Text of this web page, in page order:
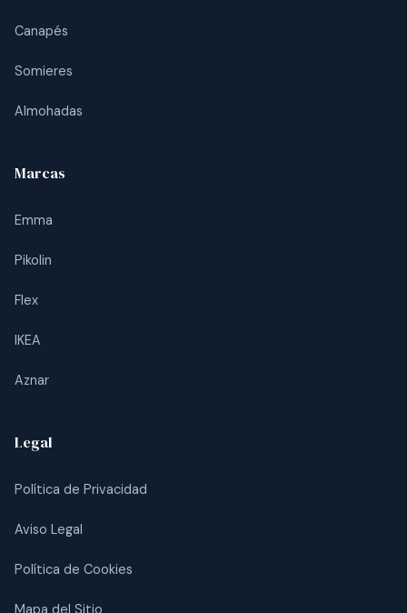
Canapés
Somieres
Almohadas
Marcas
Emma
Pikolin
Flex
IKEA
Aznar
Legal
Política de Privacidad
Aviso Legal
Política de Cookies
Mapa del Sitio